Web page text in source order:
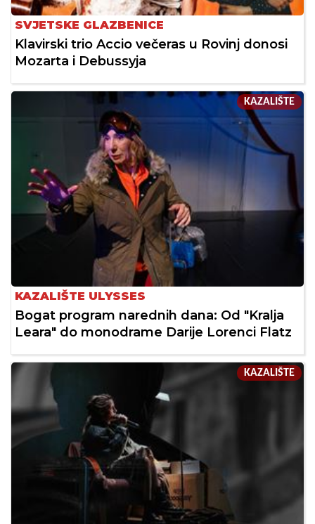
SVJETSKE GLAZBENICE
Klavirski trio Accio večeras u Rovinj donosi
Mozarta i Debussyja
KAZALIŠTE
KAZALIŠTE ULYSSES
Bogat program narednih dana: Od "Kralja
Leara" do monodrame Darije Lorenci Flatz
KAZALIŠTE